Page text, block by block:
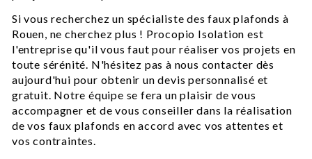
Si vous recherchez un spécialiste des faux plafonds à
Rouen, ne cherchez plus ! Procopio Isolation est
l'entreprise qu'il vous faut pour réaliser vos projets en
toute sérénité. N'hésitez pas à nous contacter dès
aujourd'hui pour obtenir un devis personnalisé et
gratuit. Notre équipe se fera un plaisir de vous
accompagner et de vous conseiller dans la réalisation
de vos faux plafonds en accord avec vos attentes et
vos contraintes.